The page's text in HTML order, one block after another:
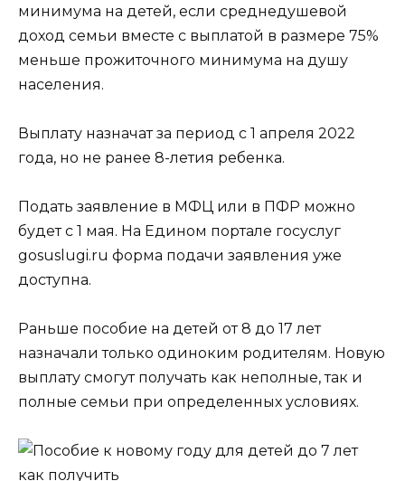
минимума на детей, если среднедушевой
доход семьи вместе с выплатой в размере 75%
меньше прожиточного минимума на душу
населения.
Выплату назначат за период с 1 апреля 2022
года, но не ранее 8-летия ребенка.
Подать заявление в МФЦ или в ПФР можно
будет с 1 мая. На Едином портале госуслуг
gosuslugi.ru форма подачи заявления уже
доступна.
Раньше пособие на детей от 8 до 17 лет
назначали только одиноким родителям. Новую
выплату смогут получать как неполные, так и
полные семьи при определенных условиях.